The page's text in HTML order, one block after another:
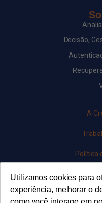
Utilizamos cookies para
experiência, melhorar o
como você interage em
Decisão,
A
Política